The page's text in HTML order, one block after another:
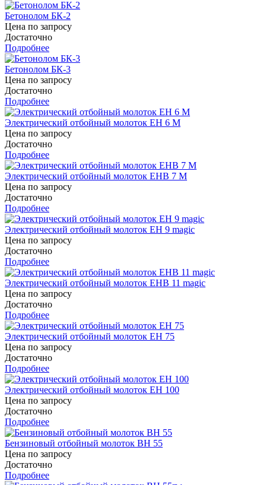
Бетонолом БК-2
Цена по запросу
Достаточно
Подробнее
Бетонолом БК-3
Цена по запросу
Достаточно
Подробнее
Электрический отбойный молоток EH 6 M
Цена по запросу
Достаточно
Подробнее
Электрический отбойный молоток EHB 7 М
Цена по запросу
Достаточно
Подробнее
Электрический отбойный молоток EH 9 magic
Цена по запросу
Достаточно
Подробнее
Электрический отбойный молоток EHB 11 magic
Цена по запросу
Достаточно
Подробнее
Электрический отбойный молоток EH 75
Цена по запросу
Достаточно
Подробнее
Электрический отбойный молоток EH 100
Цена по запросу
Достаточно
Подробнее
Бензиновый отбойный молоток ВН 55
Цена по запросу
Достаточно
Подробнее